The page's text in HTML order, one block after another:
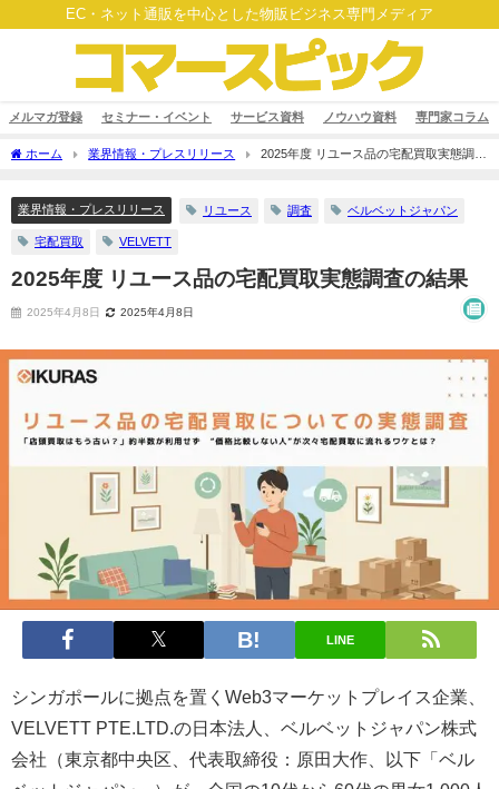
EC・ネット通販を中心とした物販ビジネス専門メディア
メルマガ登録 セミナー・イベント サービス資料 ノウハウ資料 専門家コラム
ホーム 業界情報・プレスリリース
2025年度 リユース品の宅配買取実態調査
業界情報・プレスリリース リユース 調査 ベルベットジャパン
宅配買取 VELVETT
2025年度 リユース品の宅配買取実態調査の結果
2025年4月8日 2025年4月8日
LINE
シンガポールに拠点を置くWeb3マーケットプレイス企業、
VELVETT PTE.LTD.の日本法人、ベルベットジャパン株式
会社（東京都中央区、代表取締役：原田大作、以下「ベル